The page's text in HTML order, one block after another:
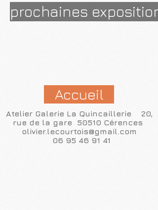
prochaines
Accueil
Atelier Galerie La Quincaillerie 20,
rue de la gare 50510 Cérences
olivier.lecourtois@gmail.com
06 95 46 91 41